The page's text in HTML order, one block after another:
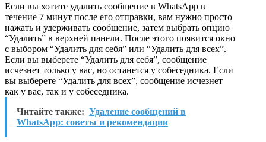
Если вы хотите удалить сообщение в WhatsApp в
течение 7 минут после его отправки, вам нужно просто
нажать и удерживать сообщение, затем выбрать опцию
“Удалить” в верхней панели. После этого появится окно
с выбором “Удалить для себя” или “Удалить для всех”.
Если вы выберете “Удалить для себя”, сообщение
исчезнет только у вас, но останется у собеседника. Если
вы выберете “Удалить для всех”, сообщение исчезнет
как у вас, так и у собеседника.
Читайте также: Удаление сообщений в
WhatsApp: советы и рекомендации